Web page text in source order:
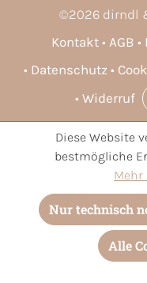
©2026 dirndl
Kontakt
AGB
Datenschutz
Widerruf
* Alle Preise inkl.
und ggf.
Diese Website
bestmögliche
Mehr
Nur technisch
Alle